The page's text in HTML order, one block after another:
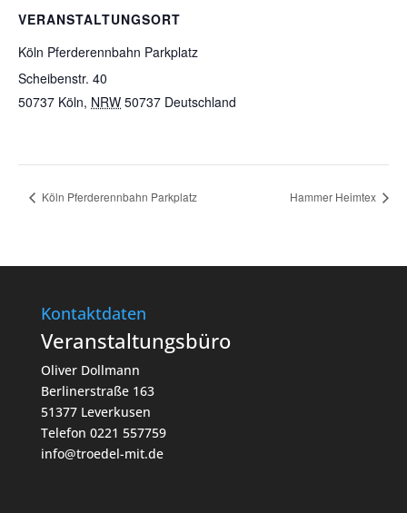
VERANSTALTUNGSORT
Köln Pferderennbahn Parkplatz
Scheibenstr. 40
50737 Köln, NRW 50737 Deutschland
Köln Pferderennbahn Parkplatz Hammer Heimtex
Kontaktdaten
Veranstaltungsbüro
Oliver Dollmann
Berlinerstraße 163
51377 Leverkusen
Telefon 0221 557759
info@troedel-mit.de